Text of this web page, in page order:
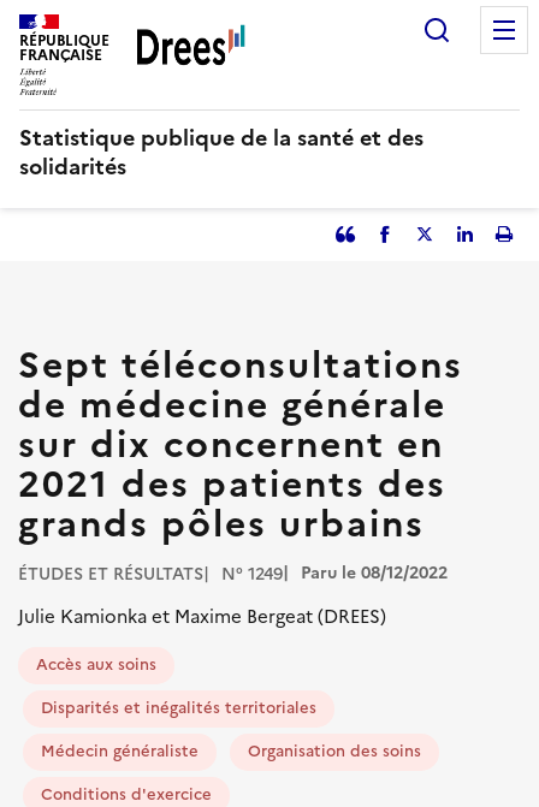
Aller
au
contenu
principal
RÉPUBLIQUE
FRANÇAISE
Statistique publique de la santé et des
solidarités
Partager
citation
Facebook
Partager
Partager
Sept téléconsultations
de médecine générale
sur dix concernent en
2021 des patients des
grands pôles urbains
ÉTUDES ET RÉSULTATS N° 1249 Paru le 08/12/2022
Julie Kamionka et Maxime Bergeat (DREES)
Accès aux soins
Disparités et inégalités territoriales
Médecin généraliste
Organisation des soins
Conditions d'exercice